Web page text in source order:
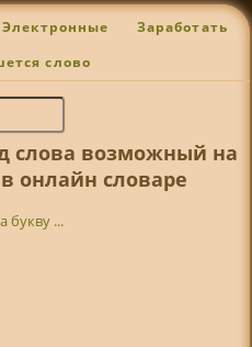
Электронные Заработать
слово
слова возможный на
онлайн словаре
букву ...